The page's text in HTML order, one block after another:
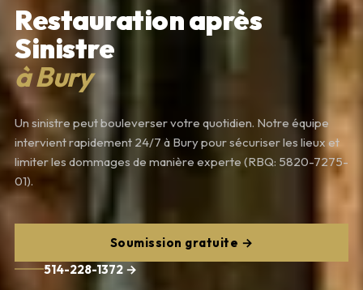
Restauration après
Sinistre
à Bury
Un sinistre peut bouleverser votre quotidien. Notre équipe
intervient rapidement 24/7 à Bury pour sécuriser les lieux et
limiter les dommages de manière experte (RBQ: 5820-7275-
01).
Soumission gratuite →
514-228-1372 →